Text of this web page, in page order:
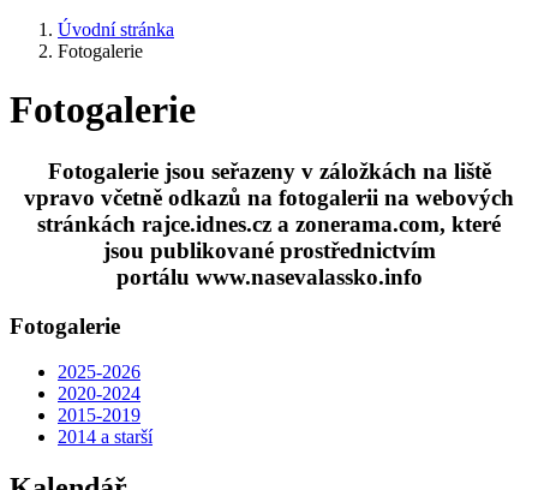
Úvodní stránka
Fotogalerie
Fotogalerie
Fotogalerie jsou seřazeny v záložkách na liště
vpravo včetně odkazů na fotogalerii na webových
stránkách rajce.idnes.cz a zonerama.com, které
jsou publikované prostřednictvím
portálu www.nasevalassko.info
Fotogalerie
2025-2026
2020-2024
2015-2019
2014 a starší